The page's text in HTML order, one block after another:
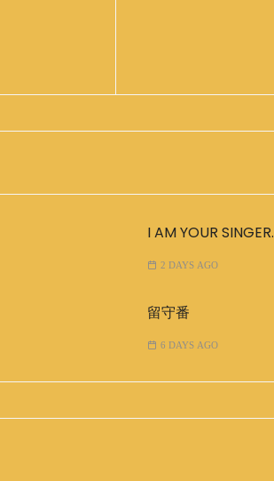
I AM YOUR SINGER.
2 DAYS AGO
留守番
6 DAYS AGO